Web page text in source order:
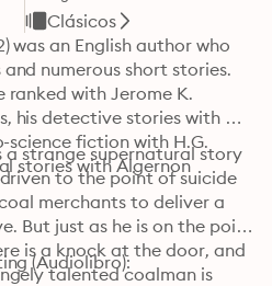
Clásicos
was an English author who
numerous short stories.
ranked with Jerome K.
his detective stories with
science fiction with H.G.
stories with Algernon
a strange supernatural story
to the point of suicide
merchants to deliver a
But just as he is on the point
is a knock at the door, and
talented coalman is
(Audiolibro):